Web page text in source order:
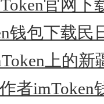
官网下
钱包下载民
上的新
者